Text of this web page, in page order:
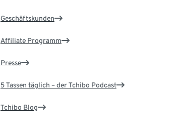
Geschäftskunden
Affiliate Programm
Presse
5 Tassen täglich – der Tchibo Podcast
Tchibo Blog